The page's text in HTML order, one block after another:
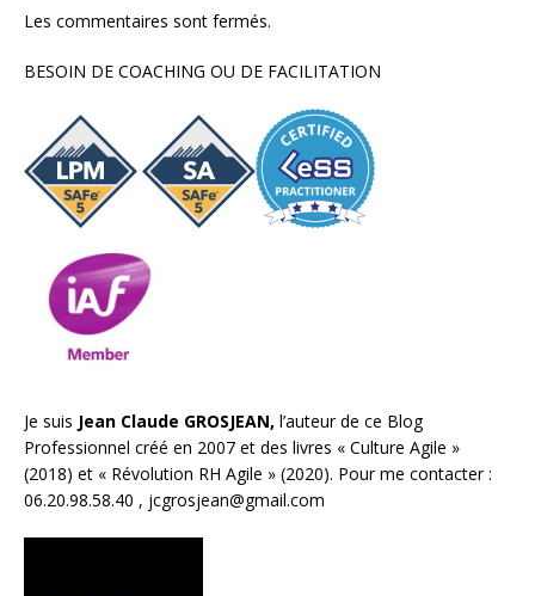
Les commentaires sont fermés.
BESOIN DE COACHING OU DE FACILITATION
Je suis Jean Claude GROSJEAN, l’auteur de ce Blog
Professionnel créé en 2007 et des livres « Culture Agile »
(2018) et « Révolution RH Agile » (2020). Pour me contacter :
06.20.98.58.40 , jcgrosjean@gmail.com